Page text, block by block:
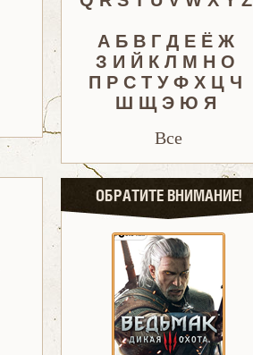
А Б В Г Д Е Ё Ж
З И Й К Л М Н О
П Р С Т У Ф Х Ц Ч
Ш Щ Э Ю Я
Все
ОБРАТИТЕ ВНИМАНИЕ!